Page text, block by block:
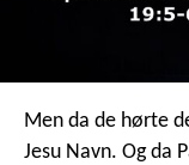
Men da de hørte
Jesu Navn. Og da